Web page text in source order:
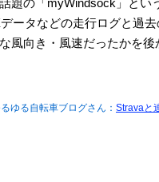
題の「myWindsock」とい
ータなどの走行ログと過
風向き・風速だったかを
ゆる自転車ブログさん： Stravaと